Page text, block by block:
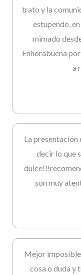
trato y la
estupendo,
mimado
Enhorabuena
a
La
decir lo que
son muy
Mejor
cosa o duda y